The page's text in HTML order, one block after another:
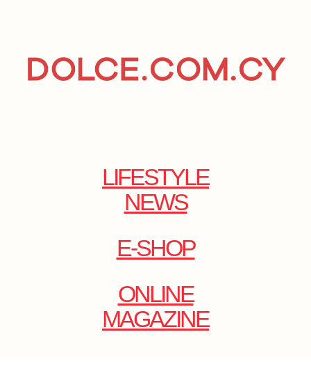
LIFESTYLE
NEWS
E-SHOP
ONLINE
MAGAZINE